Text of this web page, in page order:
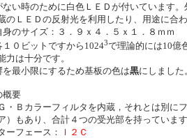
い時のために白色ＬＥＤが付いています。
のＬＥＤの反射光を利用したり、用途に合わ
のサイズ：３．９ｘ４．５ｘ１．８ｍｍ
０ビットですから10243で理論的には10億
力は十分です。
最小限にするため基板の色は黒にしました
概要
・Ｂカラーフィルタを内蔵，それとは別に
）もあり、合計４つの受光部を持っています
ーフェース：
Ｉ２Ｃ